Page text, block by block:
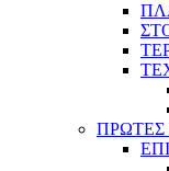
ΠΡΩΤΕΣ